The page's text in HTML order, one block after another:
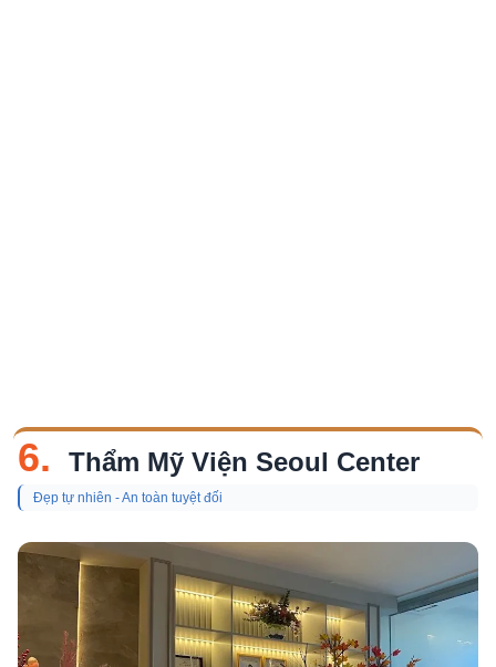
6. Thẩm Mỹ Viện Seoul Center
Đẹp tự nhiên - An toàn tuyệt đối